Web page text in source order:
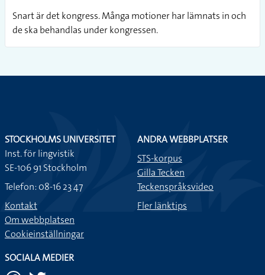
Snart är det kongress. Många motioner har lämnats in och
de ska behandlas under kongressen.
STOCKHOLMS UNIVERSITET
Inst. för lingvistik
SE-106 91 Stockholm
Telefon: 08-16 23 47
Kontakt
Om webbplatsen
Cookieinställningar
ANDRA WEBBPLATSER
STS-korpus
Gilla Tecken
Teckenspråksvideo
Fler länktips
SOCIALA MEDIER